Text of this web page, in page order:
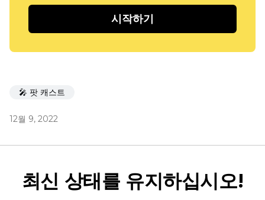
시작하기
🎤 팟 캐스트
12월 9, 2022
최신 상태를 유지하십시오!